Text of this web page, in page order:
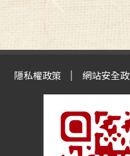
隱私權政策 網站安全